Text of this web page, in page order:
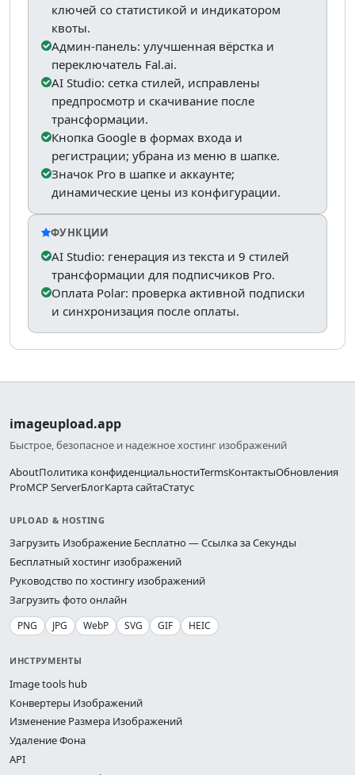
ключей со статистикой и индикатором
квоты.
Админ-панель: улучшенная вёрстка и
переключатель Fal.ai.
AI Studio: сетка стилей, исправлены
предпросмотр и скачивание после
трансформации.
Кнопка Google в формах входа и
регистрации; убрана из меню в шапке.
Значок Pro в шапке и аккаунте;
динамические цены из конфигурации.
ФУНКЦИИ
AI Studio: генерация из текста и 9 стилей
трансформации для подписчиков Pro.
Оплата Polar: проверка активной подписки
и синхронизация после оплаты.
imageupload.app
Быстрое, безопасное и надежное хостинг изображений
AboutПолитика конфиденциальностиTermsКонтактыОбновления
ProMCP ServerБлогКарта сайтаСтатус
UPLOAD & HOSTING
Загрузить Изображение Бесплатно — Ссылка за Секунды
Бесплатный хостинг изображений
Руководство по хостингу изображений
Загрузить фото онлайн
PNG JPG WebP SVG GIF HEIC
ИНСТРУМЕНТЫ
Image tools hub
Конвертеры Изображений
Изменение Размера Изображений
Удаление Фона
API